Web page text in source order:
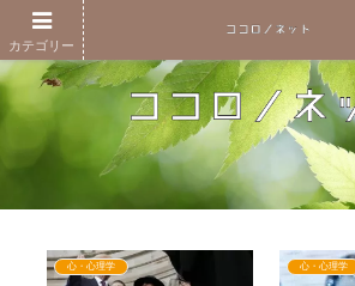
心・心理学 心・心理学
カテゴリー